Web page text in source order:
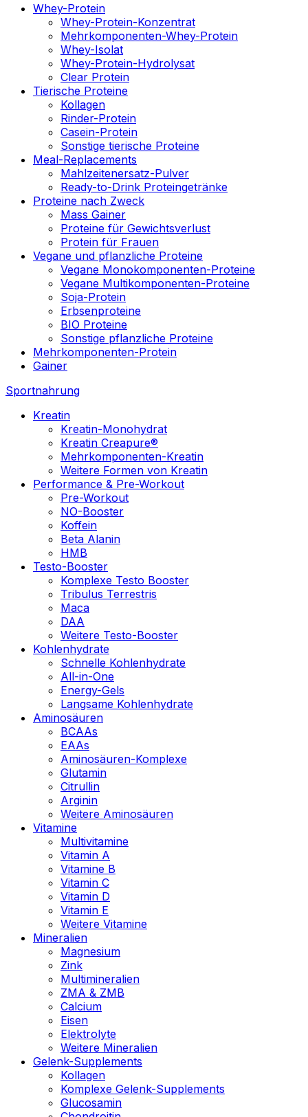
Whey-Protein
Whey-Protein-Konzentrat
Mehrkomponenten-Whey-Protein
Whey-Isolat
Whey-Protein-Hydrolysat
Clear Protein
Tierische Proteine
Kollagen
Rinder-Protein
Casein-Protein
Sonstige tierische Proteine
Meal-Replacements
Mahlzeitenersatz-Pulver
Ready-to-Drink Proteingetränke
Proteine nach Zweck
Mass Gainer
Proteine für Gewichtsverlust
Protein für Frauen
Vegane und pflanzliche Proteine
Vegane Monokomponenten-Proteine
Vegane Multikomponenten-Proteine
Soja-Protein
Erbsenproteine
BIO Proteine
Sonstige pflanzliche Proteine
Mehrkomponenten-Protein
Gainer
Sportnahrung
Kreatin
Kreatin-Monohydrat
Kreatin Creapure®
Mehrkomponenten-Kreatin
Weitere Formen von Kreatin
Performance & Pre-Workout
Pre-Workout
NO-Booster
Koffein
Beta Alanin
HMB
Testo-Booster
Komplexe Testo Booster
Tribulus Terrestris
Maca
DAA
Weitere Testo-Booster
Kohlenhydrate
Schnelle Kohlenhydrate
All-in-One
Energy-Gels
Langsame Kohlenhydrate
Aminosäuren
BCAAs
EAAs
Aminosäuren-Komplexe
Glutamin
Citrullin
Arginin
Weitere Aminosäuren
Vitamine
Multivitamine
Vitamin A
Vitamine B
Vitamin C
Vitamin D
Vitamin E
Weitere Vitamine
Mineralien
Magnesium
Zink
Multimineralien
ZMA & ZMB
Calcium
Eisen
Elektrolyte
Weitere Mineralien
Gelenk-Supplements
Kollagen
Komplexe Gelenk-Supplements
Glucosamin